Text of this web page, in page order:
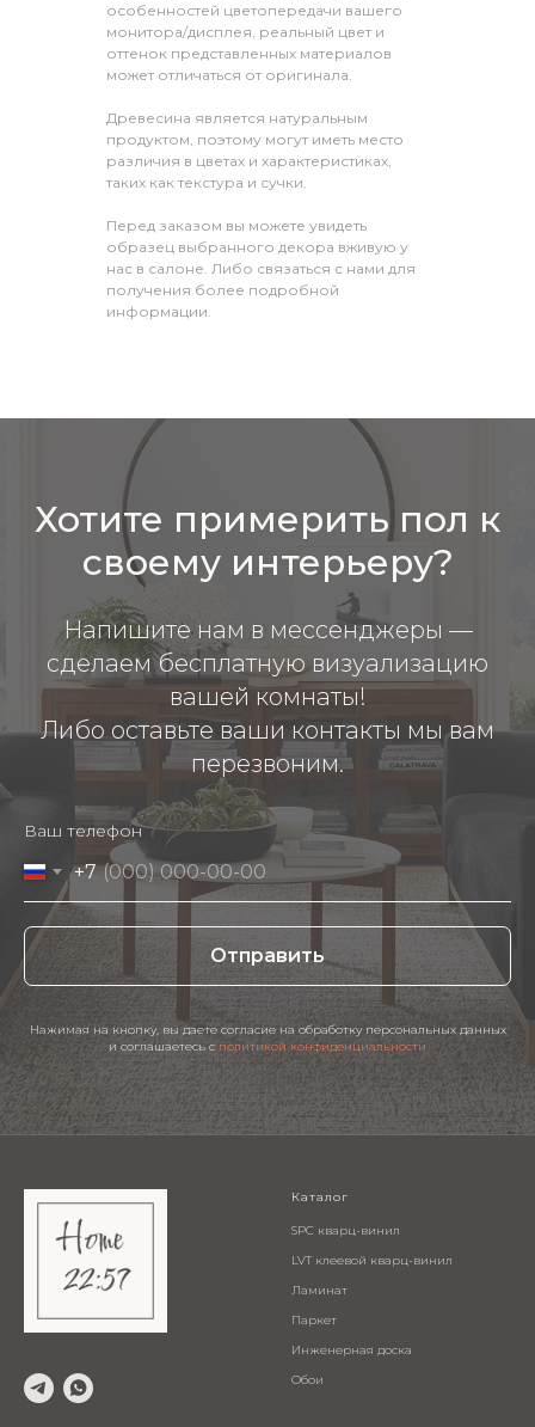
особенностей цветопередачи вашего
монитора/дисплея, реальный цвет и
оттенок представленных материалов
может отличаться от оригинала.
Древесина является натуральным
продуктом, поэтому могут иметь место
различия в цветах и характеристиках,
таких как текстура и сучки.
Перед заказом вы можете увидеть
образец выбранного декора вживую у
нас в салоне. Либо связаться с нами для
получения более подробной
информации.
Хотите примерить пол к
своему интерьеру?
Напишите нам в мессенджеры —
сделаем бесплатную визуализацию
вашей комнаты!
Либо оставьте ваши контакты мы вам
перезвоним.
Ваш телефон
+7
Отправить
Нажимая на кнопку, вы даете согласие на обработку персональных данных
и соглашаетесь c политикой конфиденциальности
Каталог
SPC кварц-винил
LVT клеевой кварц-винил
Ламинат
Паркет
Инженерная доска
Обои